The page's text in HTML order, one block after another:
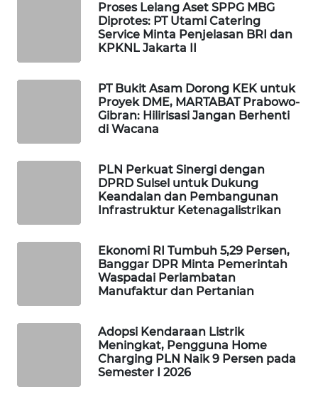
Proses Lelang Aset SPPG MBG
Diprotes: PT Utami Catering
Service Minta Penjelasan BRI dan
KPKNL Jakarta II
PT Bukit Asam Dorong KEK untuk
Proyek DME, MARTABAT Prabowo-
Gibran: Hilirisasi Jangan Berhenti
di Wacana
PLN Perkuat Sinergi dengan
DPRD Sulsel untuk Dukung
Keandalan dan Pembangunan
Infrastruktur Ketenagalistrikan
Ekonomi RI Tumbuh 5,29 Persen,
Banggar DPR Minta Pemerintah
Waspadai Perlambatan
Manufaktur dan Pertanian
Adopsi Kendaraan Listrik
Meningkat, Pengguna Home
Charging PLN Naik 9 Persen pada
Semester I 2026
HEALTH
Wahana
MASYARAKAT
ID